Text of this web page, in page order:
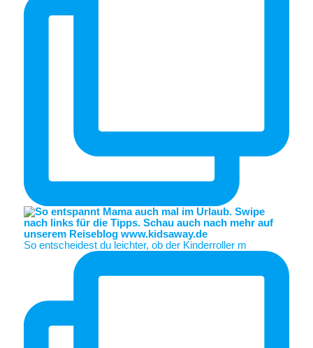
So entscheidest du leichter, ob der Kinderroller m